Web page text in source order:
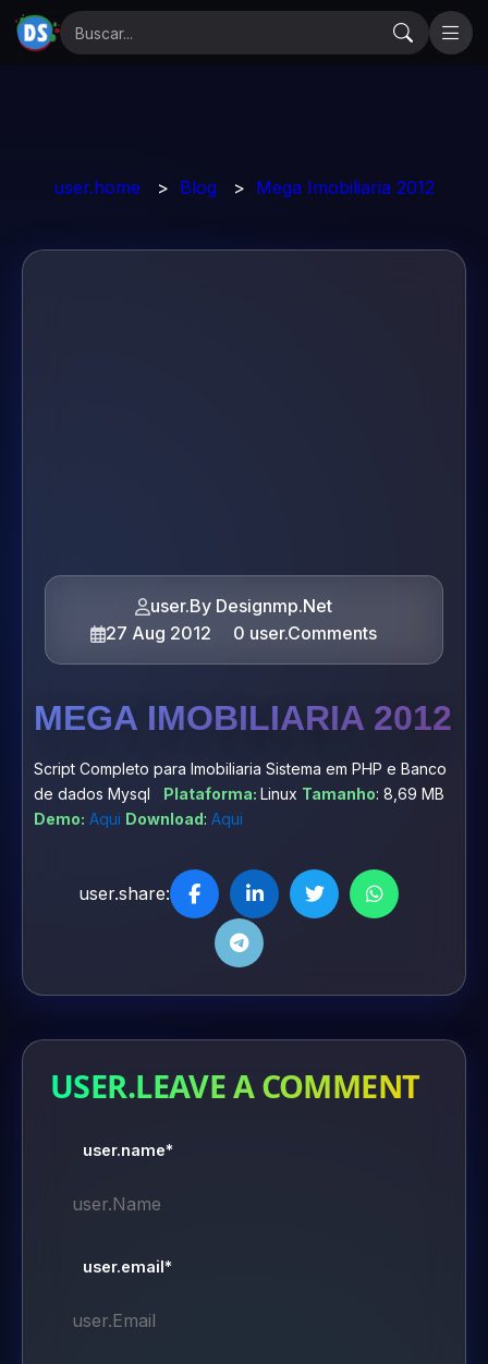
user.home > Blog > Mega Imobiliaria 2012
user.By Designmp.Net
27 Aug 2012
0 user.Comments
MEGA IMOBILIARIA 2012
Script Completo para Imobiliaria Sistema em PHP e Banco
de dados Mysql Plataforma: Linux Tamanho: 8,69 MB
Demo: Aqui Download: Aqui
user.share:
USER.LEAVE A COMMENT
user.name*
user.email*